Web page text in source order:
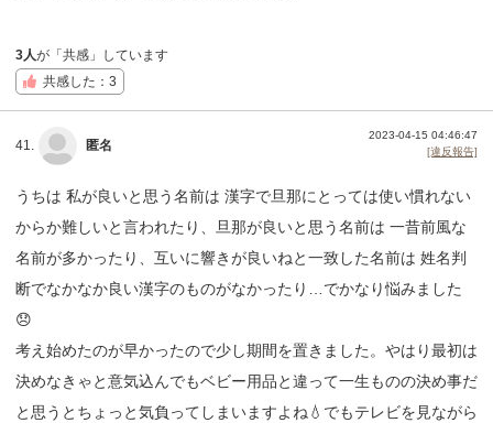
3人が「共感」しています
共感した：3
41. 匿名
2023-04-15 04:46:47
[違反報告]
うちは 私が良いと思う名前は 漢字で旦那にとっては使い慣れない
からか難しいと言われたり、旦那が良いと思う名前は 一昔前風な
名前が多かったり、互いに響きが良いねと一致した名前は 姓名判
断でなかなか良い漢字のものがなかったり…でかなり悩みました
😞
考え始めたのが早かったので少し期間を置きました。やはり最初は
決めなきゃと意気込んでもベビー用品と違って一生ものの決め事だ
と思うとちょっと気負ってしまいますよね💧でもテレビを見ながら